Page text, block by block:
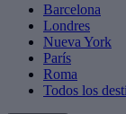
Barcelona
Londres
Nueva York
París
Roma
Todos los